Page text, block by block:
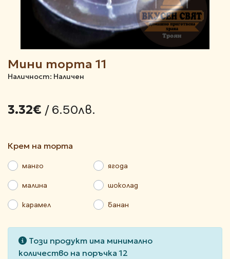
Мини торта 11
Наличност: Наличен
3.32€ / 6.50лв.
крем на торта
манго ягода
малина шоколад
карамел банан
Този продукт има минимално
количество на поръчка 12